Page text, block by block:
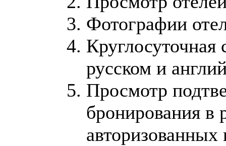
Фотографии
русском и
Просмотр
бронирования
авторизованных